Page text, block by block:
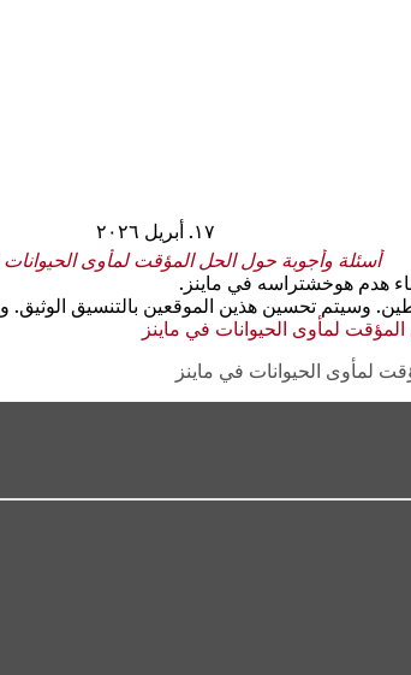
١٧. أبريل ٢٠٢٦
أسئلة وأجوبة حول الحل المؤقت لمأوى الحيوانات
هدم هوخشتراسه في ماينز.
وسيتم تحسين هذين الموقعين بالتنسيق
المؤقت لمأوى الحيوانات في ماينز
تبويب
لمأوى الحيوانات في ماينز